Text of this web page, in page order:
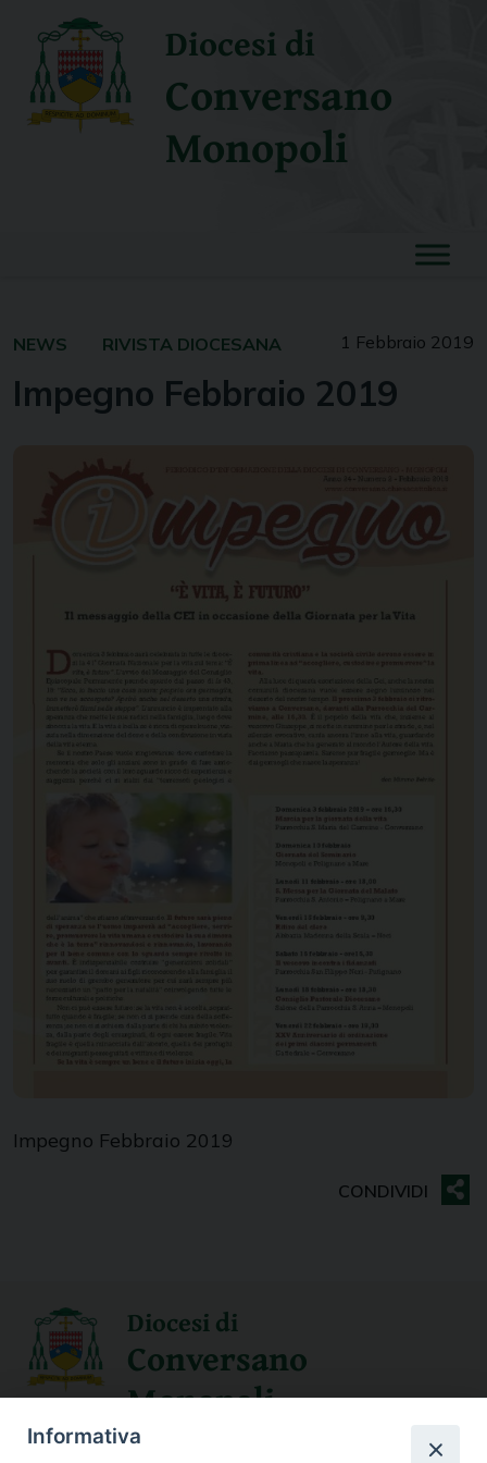
content
Diocesi di
Conversano
Monopoli
1 Febbraio 2019
NEWS RIVISTA DIOCESANA
Impegno Febbraio 2019
Impegno Febbraio 2019
Diocesi di
Conversano
Monopoli
Informativa